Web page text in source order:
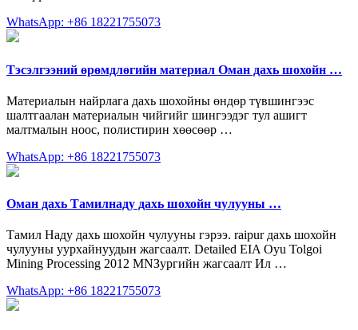
WhatsApp: +86 18221755073
Тэсэлгээний өрөмдлөгийн материал Оман дахь шохойн …
Материалын найрлага дахь шохойны өндөр түвшингээс
шалтгаалан материалын чийгийг шингээдэг тул ашигт
малтмалын ноос, полистирин хөөсөөр …
WhatsApp: +86 18221755073
Оман дахь Тамилнаду дахь шохойн чулууны …
Тамил Наду дахь шохойн чулууны гэрээ. raipur дахь шохойн
чулууны уурхайнуудын жагсаалт. Detailed EIA Oyu Tolgoi
Mining Processing 2012 MNЗургийн жагсаалт Ил …
WhatsApp: +86 18221755073